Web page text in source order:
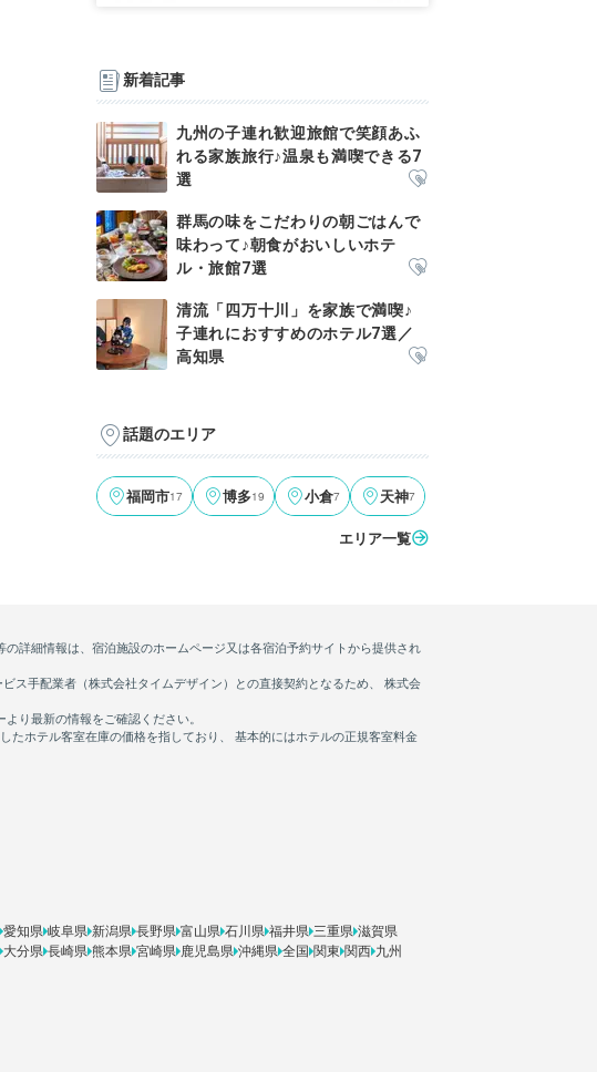
新着記事
九州の子連れ歓迎旅館で笑顔あふ
れる家族旅行♪温泉も満喫できる7
選
群馬の味をこだわりの朝ごはんで
味わって♪朝食がおいしいホテ
ル・旅館7選
清流「四万十川」を家族で満喫♪
子連れにおすすめのホテル7選／
高知県
話題のエリア
福岡市17 博多19 小倉7 天神7
エリア一覧
愛知県 岐阜県 新潟県 長野県 富山県 石川県 福井県 三重県 滋賀県
大分県 長崎県 熊本県 宮崎県 鹿児島県 沖縄県 全国 関東 関西 九州